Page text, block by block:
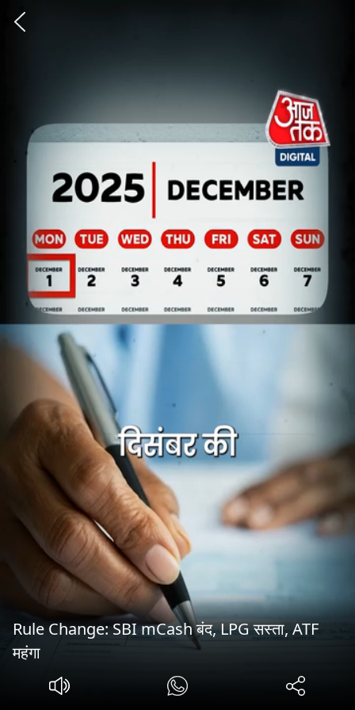
Rule Change: SBI mCash बंद, LPG सस्ता, ATF
महंगा